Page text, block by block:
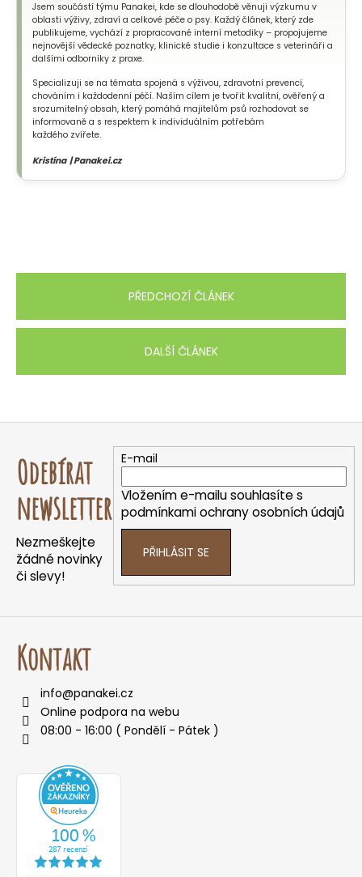
Jsem součástí týmu Panakei, kde se dlouhodobě věnuji výzkumu v
oblasti výživy, zdraví a celkové péče o psy. Každý článek, který zde
publikujeme, vychází z propracované interní metodiky – propojujeme
nejnovější vědecké poznatky, klinické studie i konzultace s veterináři a
dalšími odborníky z praxe.
Specializuji se na témata spojená s výživou, zdravotní prevencí,
chováním i každodenní péčí. Naším cílem je tvořit kvalitní, ověřený a
srozumitelný obsah, který pomáhá majitelům psů rozhodovat se
informovaně a s respektem k individuálním potřebám
každého zvířete.
Kristína | Panakei.cz
PŘEDCHOZÍ ČLÁNEK
DALŠÍ ČLÁNEK
Odebírat
newsletter
Nezmeškejte
žádné novinky
či slevy!
E-mail
Vložením e-mailu souhlasíte s
podmínkami ochrany osobních údajů
PŘIHLÁSIT SE
Kontakt
info@panakei.cz
Online podpora na webu
08:00 - 16:00 ( Pondělí - Pátek )